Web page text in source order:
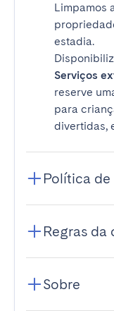
Limpamos
estadia.
Serviços
reserve
para
divertidas,
Política
Regras da
Sobre